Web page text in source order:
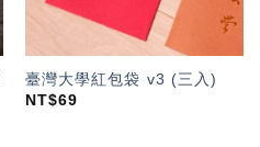
臺灣大學紅包袋 v3 (三入)
NT$69